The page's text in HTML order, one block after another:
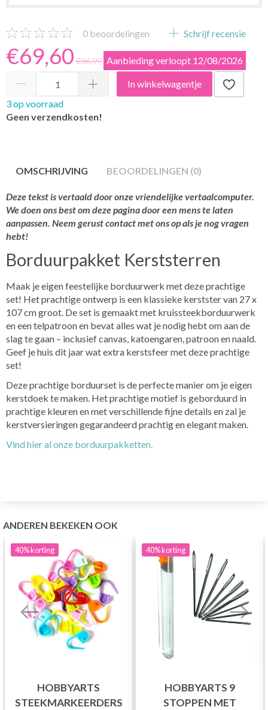
0 beoordelingen Schrijf recensie
€69,60 €86,99 Aanbieding verloopt 12/08/2026
In winkelwagentje
3 op voorraad
Geen verzendkosten!
OMSCHRIJVING BEOORDELINGEN (0)
Deze tekst is vertaald door onze vriendelijke vertaalcomputer.
We doen ons best om deze pagina door een mens te laten
aanpassen. Neem gerust contact met ons op als je nog vragen
hebt!
Borduurpakket Kerststerren
Maak je eigen feestelijke borduurwerk met deze prachtige
set! Het prachtige ontwerp is een klassieke kerstster van 27 x
107 cm groot. De set is gemaakt met kruissteekborduurwerk
en een telpatroon en bevat alles wat je nodig hebt om aan de
slag te gaan – inclusief canvas, katoengaren, patroon en naald.
Geef je huis dit jaar wat extra kerstsfeer met deze prachtige
set!
Deze prachtige borduurset is de perfecte manier om je eigen
kerstdoek te maken. Het prachtige motief is geborduurd in
prachtige kleuren en met verschillende fijne details en zal je
kerstversieringen gegarandeerd prachtig en elegant maken.
Vind hier al onze borduurpakketten.
ANDEREN BEKEKEN OOK
40%korting
HOBBYARTS
STEEKMARKEERDERS
40%korting
HOBBYARTS 9
STOPPEN MET